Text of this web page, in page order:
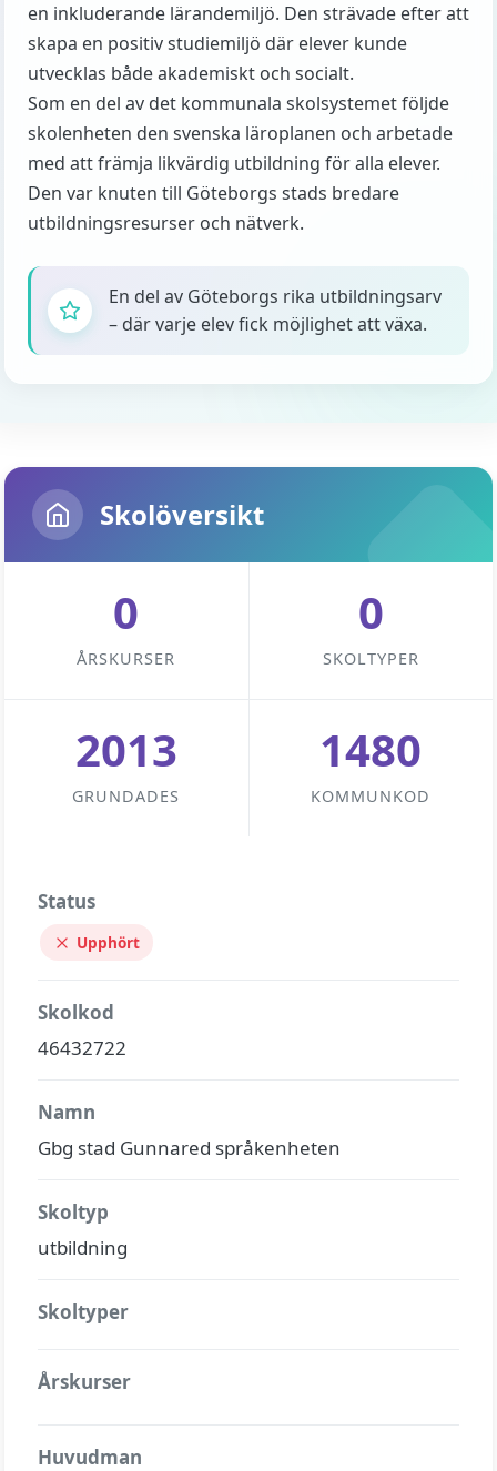
en inkluderande lärandemiljö. Den strävade efter att
skapa en positiv studiemiljö där elever kunde
utvecklas både akademiskt och socialt.
Som en del av det kommunala skolsystemet följde
skolenheten den svenska läroplanen och arbetade
med att främja likvärdig utbildning för alla elever.
Den var knuten till Göteborgs stads bredare
utbildningsresurser och nätverk.
En del av Göteborgs rika utbildningsarv
– där varje elev fick möjlighet att växa.
Skolöversikt
0
ÅRSKURSER
0
SKOLTYPER
2013
GRUNDADES
1480
KOMMUNKOD
Status
Upphört
Skolkod
46432722
Namn
Gbg stad Gunnared språkenheten
Skoltyp
utbildning
Skoltyper
Årskurser
Huvudman